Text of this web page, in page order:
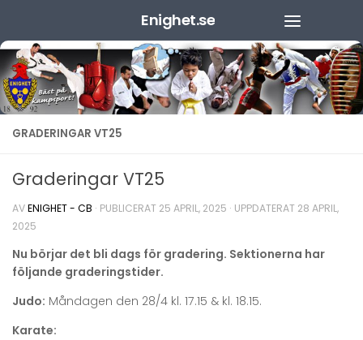
Enighet.se
GRADERINGAR VT25
Graderingar VT25
AVENIGHET - CB · PUBLICERAT 25 APRIL, 2025 · UPPDATERAT 28 APRIL,
2025
Nu börjar det bli dags för gradering. Sektionerna har
följande graderingstider.
Judo: Måndagen den 28/4 kl. 17.15 & kl. 18.15.
Karate: